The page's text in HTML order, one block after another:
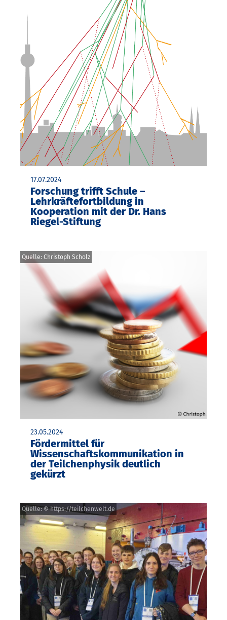
17.07.2024
Forschung trifft Schule –
Lehrkräftefortbildung in
Kooperation mit der Dr. Hans
Riegel-Stiftung
Quelle: Christoph Scholz
23.05.2024
Fördermittel für
Wissenschaftskommunikation in
der Teilchenphysik deutlich
gekürzt
Quelle: © https://teilchenwelt.de